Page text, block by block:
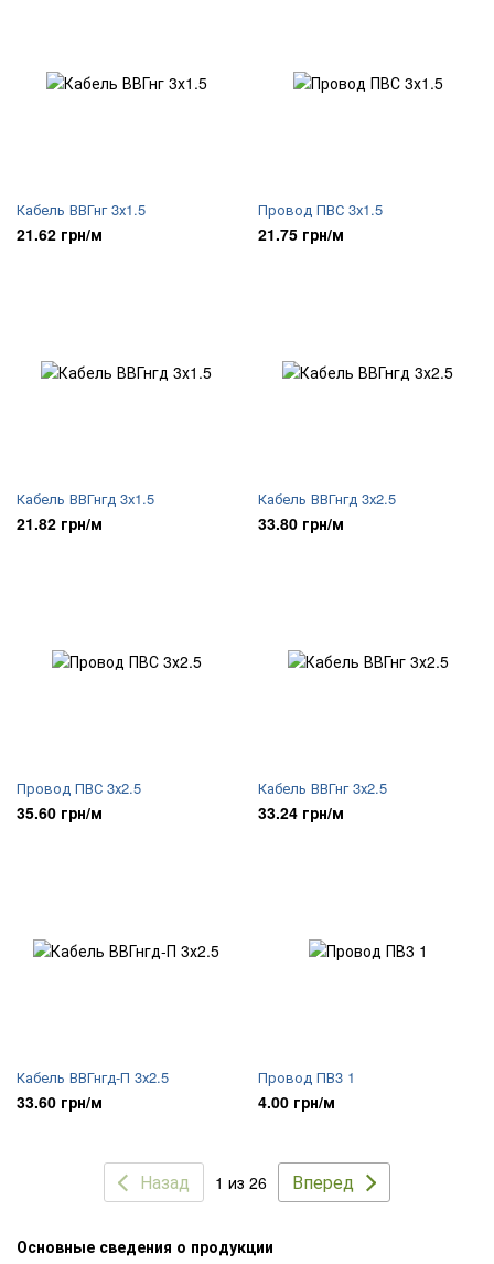
Кабель ВВГнг 3х1.5
21.62 грн/м
Провод ПВС 3х1.5
21.75 грн/м
Кабель ВВГнгд 3х1.5
21.82 грн/м
Кабель ВВГнгд 3х2.5
33.80 грн/м
Провод ПВС 3х2.5
35.60 грн/м
Кабель ВВГнг 3х2.5
33.24 грн/м
Кабель ВВГнгд-П 3х2.5
33.60 грн/м
Провод ПВ3 1
4.00 грн/м
Назад 1 из 26 Вперед
Основные сведения о продукции